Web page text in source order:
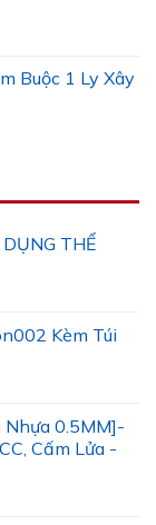
Buộc 1 Ly Xây
THỂ
Kèm Túi
Nhựa 0.5MM]-
Cấm Lửa -